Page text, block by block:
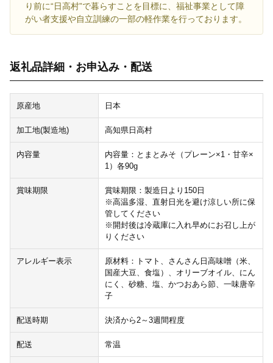
り前に“日高村”で暮らすことを目標に、福祉事業として障
がい者支援や自立訓練の一部の軽作業を行っております。
返礼品詳細・お申込み・配送
原産地 日本
加工地(製造地) 高知県日高村
内容量
内容量：とまとみそ（プレーン×1・甘辛×
1）各90g
賞味期限
賞味期限：製造日より150日
※高温多湿、直射日光を避け涼しい所に保
管してください
※開封後は冷蔵庫に入れ早めにお召し上が
りください
アレルギー表示
原材料：トマト、さんさん日高味噌（米、
国産大豆、食塩）、オリーブオイル、にん
にく、砂糖、塩、かつおあら節、一味唐辛
子
配送時期 決済から2～3週間程度
配送 常温